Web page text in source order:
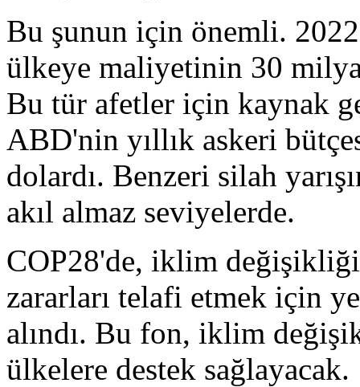
Bu şunun için önemli.
ülkeye maliyetinin 30
Bu tür afetler için kaynak
ABD'nin yıllık askeri
dolardı. Benzeri silah
akıl almaz seviyelerde.
COP28'de, iklim
zararları telafi etmek için
alındı. Bu fon, iklim
ülkelere destek sağlayacak.